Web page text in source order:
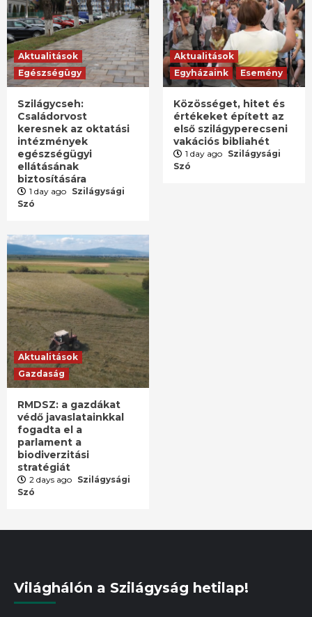
Aktualitások
Egészségügy
Szilágycseh:
Családorvost
keresnek az oktatási
intézmények
egészségügyi
ellátásának
biztosítására
1 day ago Szilágysági
Szó
Aktualitások
Egyházaink
Esemény
Közösséget, hitet és
értékeket épített az
első szilágyperecseni
vakációs bibliahét
1 day ago Szilágysági
Szó
Aktualitások
Gazdaság
RMDSZ: a gazdákat
védő javaslatainkkal
fogadta el a
parlament a
biodiverzitási
stratégiát
2 days ago Szilágysági
Szó
Világhálón a Szilágyság hetilap!